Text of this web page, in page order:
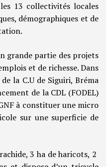
13 collectivités locales
démographiques et de
grande partie des projets
et de richesse. Dans
la C.U de Siguiri, Bréma
de la CDL (FODEL)
à constituer une micro
sur une superficie de
3 ha de haricots, 2